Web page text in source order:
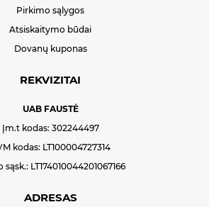
Pirkimo sąlygos
Atsiskaitymo būdai
Dovanų kuponas
REKVIZITAI
UAB FAUSTĖ
Įm.t kodas: 302244497
kodas: LT100004727314
sąsk.: LT174010044201067166
ADRESAS